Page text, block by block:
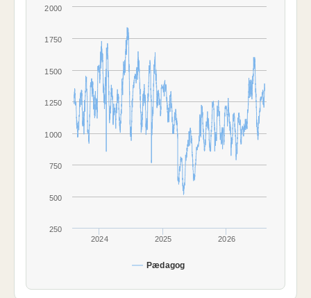
Pædagog
2024 2025 2026
250
500
750
1000
1250
1500
1750
2000